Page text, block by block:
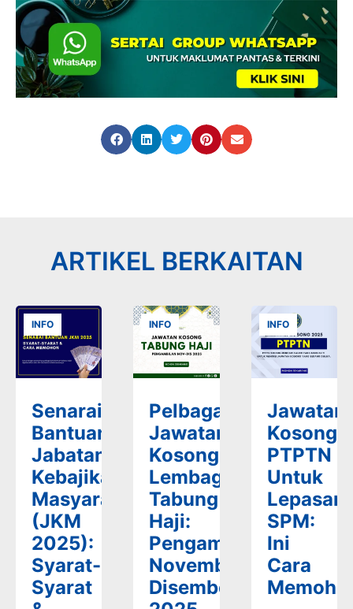
ARTIKEL BERKAITAN
INFO
Senarai
Bantuan
Jabatan
Kebajikan
Masyarakat
(JKM
2025):
Syarat-
Syarat
INFO
Pelbagai
Jawatan
Kosong
Lembaga
Tabung
Haji:
Pengambilan
November-
Disember
INFO
Jawatan
Kosong
PTPTN
Untuk
Lepasan
SPM:
Ini
Cara